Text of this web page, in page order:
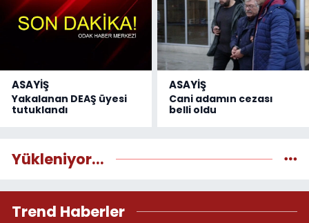
ASAYİŞ
Yakalanan DEAŞ üyesi
tutuklandı
ASAYİŞ
Cani adamın cezası
belli oldu
Yükleniyor...
Trend Haberler